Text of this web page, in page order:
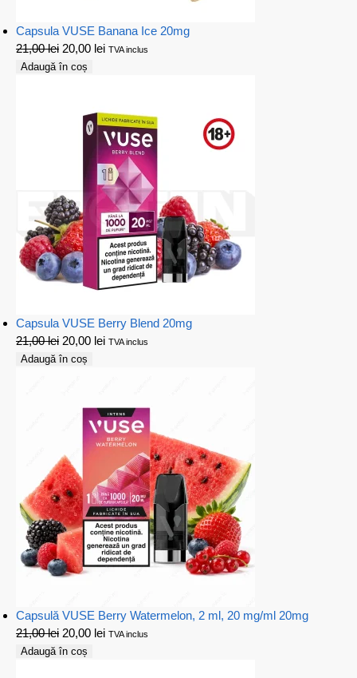
Capsula VUSE Banana Ice 20mg
21,00lei 20,00 lei TVA inclus
Adaugă în coș
Capsula VUSE Berry Blend 20mg
21,00lei 20,00 lei TVA inclus
Adaugă în coș
Capsulă VUSE Berry Watermelon, 2 ml, 20 mg/ml 20mg
21,00lei 20,00 lei TVA inclus
Adaugă în coș